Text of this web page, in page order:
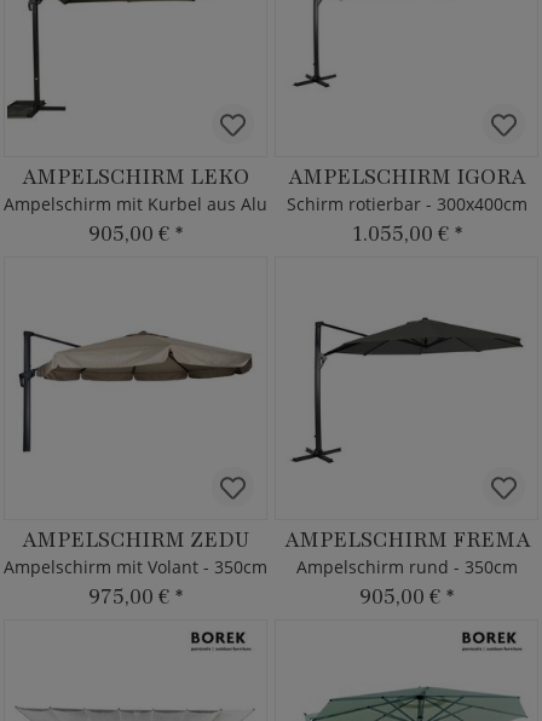
AMPELSCHIRM LEKO
Ampelschirm mit Kurbel aus Alu
905,00 € *
AMPELSCHIRM IGORA
Schirm rotierbar - 300x400cm
1.055,00 € *
AMPELSCHIRM ZEDU
Ampelschirm mit Volant - 350cm
975,00 € *
AMPELSCHIRM FREMA
Ampelschirm rund - 350cm
905,00 € *